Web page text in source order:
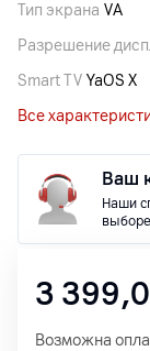
Тип экрана VA
Разрешение
Smart TV YaOS X
Все
Ваш
Наши
3
Возможна